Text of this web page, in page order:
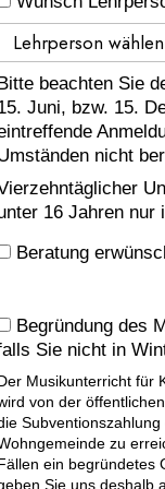
beachten Sie
Juni, bzw. 15.
nicht
16 Jahren nur
Beratung
Begründung des
Sie nicht in
Musikunterricht für
von der
zu
ein begründetes
Sie uns deshalb